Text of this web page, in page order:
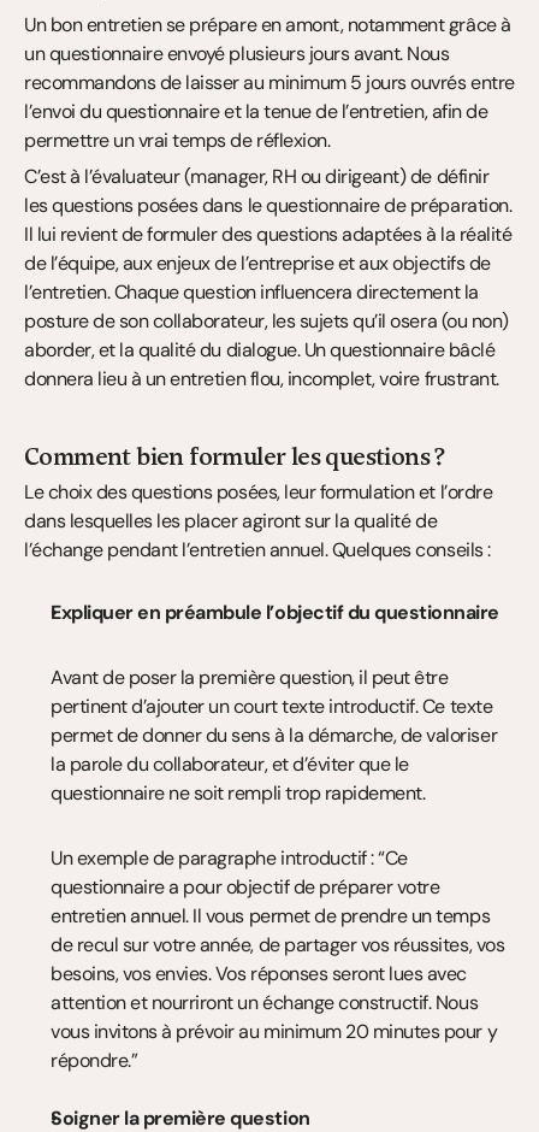
Un bon entretien se prépare en amont, notamment grâce à
un questionnaire envoyé plusieurs jours avant. Nous
recommandons de laisser au minimum 5 jours ouvrés entre
l’envoi du questionnaire et la tenue de l’entretien, afin de
permettre un vrai temps de réflexion.
C’est à l’évaluateur (manager, RH ou dirigeant) de définir
les questions posées dans le questionnaire de préparation.
Il lui revient de formuler des questions adaptées à la réalité
de l’équipe, aux enjeux de l’entreprise et aux objectifs de
l’entretien. Chaque question influencera directement la
posture de son collaborateur, les sujets qu’il osera (ou non)
aborder, et la qualité du dialogue. Un questionnaire bâclé
donnera lieu à un entretien flou, incomplet, voire frustrant.
Comment bien formuler les questions ?
Le choix des questions posées, leur formulation et l’ordre
dans lesquelles les placer agiront sur la qualité de
l’échange pendant l’entretien annuel. Quelques conseils :
Expliquer en préambule l’objectif du questionnaire
Avant de poser la première question, il peut être
pertinent d’ajouter un court texte introductif. Ce texte
permet de donner du sens à la démarche, de valoriser
la parole du collaborateur, et d’éviter que le
questionnaire ne soit rempli trop rapidement.
Un exemple de paragraphe introductif : “Ce
questionnaire a pour objectif de préparer votre
entretien annuel. Il vous permet de prendre un temps
de recul sur votre année, de partager vos réussites, vos
besoins, vos envies. Vos réponses seront lues avec
attention et nourriront un échange constructif. Nous
vous invitons à prévoir au minimum 20 minutes pour y
répondre.”
Soigner la première question